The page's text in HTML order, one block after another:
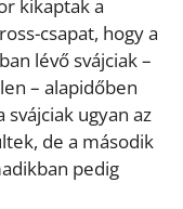
kikaptak a
csapat, hogy a
lévő svájciak –
– alapidőben
svájciak ugyan az
de a második
pedig